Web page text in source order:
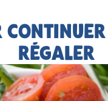
RÉGALER